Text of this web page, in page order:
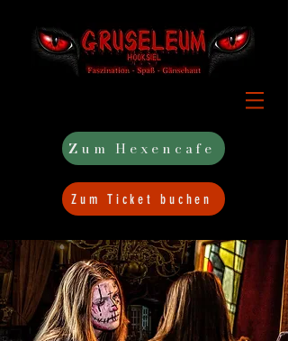
Zum Hexencafe
Zum Ticket buchen